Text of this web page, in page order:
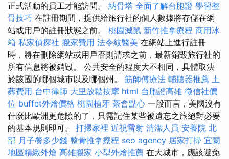
正式活動的員工才能訪問。 納骨塔 全面了解台胞證 學習整
骨技巧 在註冊期間，提供給旅行社的個人數據將存儲在網
站或用戶的註冊狀態之前。 桃園滅鼠 新竹推拿療程 商用冰
箱 私家偵探社 搬家費用 法令紋醫美 在網站上進行註冊
時，將在刪除網站或用戶否則請求之前，最新銷毀旅行社的
所有信息將被銷毀。 公共安全的程度大不相同，具體取決
於該國的哪個城市以及哪個州。 筋師傅療法 輔聽器推薦 土
葬費用 台中律師 大里放鬆按摩 html 台胞證高雄 徵信社價
位 buffet外燴價格 桃園植牙 茶會點心 一般而言，美國沒有
什麼比歐洲更危險的了，只需記住某些被遺忘之旅絕對必要
的基本規則即可。 打掃家裡 近視雷射 清潔人員 安養院 北
部 月子餐多少錢 整骨推拿療程 seo agency 居家打掃 宜蘭
地區精緻外燴 高雄搬家 小型外燴推薦 在大城市，應該避免